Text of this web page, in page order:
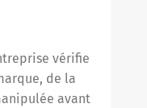
vérifie
de la
avant